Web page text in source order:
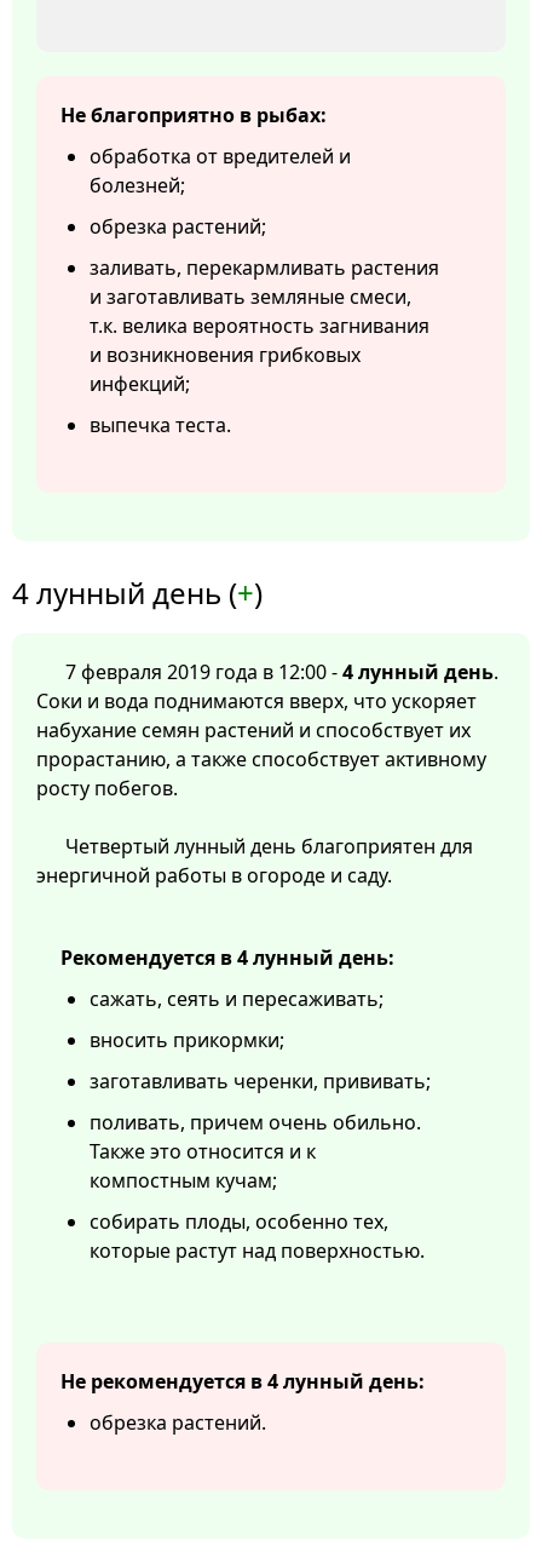
Не благоприятно в рыбах:
обработка от вредителей и
болезней;
обрезка растений;
заливать, перекармливать растения
и заготавливать земляные смеси,
т.к. велика вероятность загнивания
и возникновения грибковых
инфекций;
выпечка теста.
4 лунный день (+)
7 февраля 2019 года в 12:00 -4 лунный день.
Соки и вода поднимаются вверх, что ускоряет
набухание семян растений и способствует их
прорастанию, а также способствует активному
росту побегов.
Четвертый лунный день благоприятен для
энергичной работы в огороде и саду.
Рекомендуется в 4 лунный день:
сажать, сеять и пересаживать;
вносить прикормки;
заготавливать черенки, прививать;
поливать, причем очень обильно.
Также это относится и к
компостным кучам;
собирать плоды, особенно тех,
которые растут над поверхностью.
Не рекомендуется в 4 лунный день:
обрезка растений.